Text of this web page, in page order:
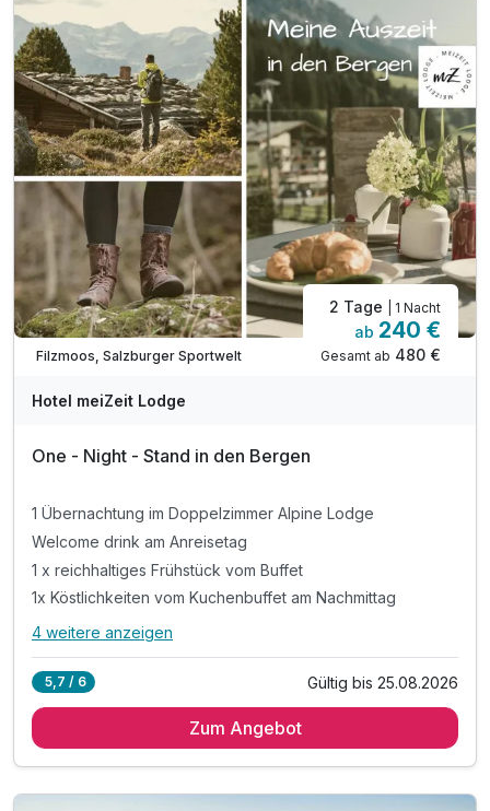
inkl. BergInfoEcke mit Info- und Kartenmaterial
inkl. Beratung bei der Routenplanung
inkl. Eintritt ins Freizeitpark Filzmoos
inkl. Benützung des „fit&well“ Bereiches
inkl. Wellnesstasche mit Bademantel
inkl. Nutzung der Fitnesslounge
inkl. Saunatücher im „fit&well“ Bereich
inkl. Parkplatz
Filzmoos, Salzburger Sportwelt
2 Tage | 1 Nacht
ab 240 €
Gesamt ab 480 €
Hotel meiZeit Lodge
One - Night - Stand in den Bergen
1 Übernachtung im Doppelzimmer Alpine Lodge
Welcome drink am Anreisetag
1 x reichhaltiges Frühstück vom Buffet
1x Köstlichkeiten vom Kuchenbuffet am Nachmittag
Alle Inklusivleistungen
Welcome drink am Anreisetag
4 weitere anzeigen
5,7 / 6 Gültig bis 25.08.2026
Zum Angebot